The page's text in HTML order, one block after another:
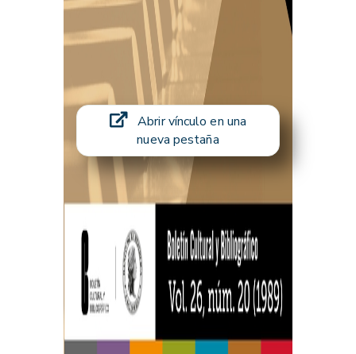
Abrir vínculo en una
nueva pestaña